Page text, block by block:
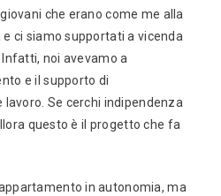
che erano come me alla
e ci siamo supportati a vicenda
noi avevamo a
e il supporto di
Se cerchi indipendenza
questo è il progetto che fa
in autonomia, ma